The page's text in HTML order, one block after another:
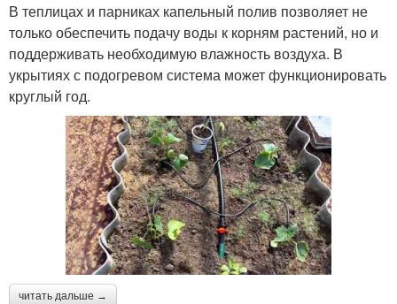
В теплицах и парниках капельный полив позволяет не
только обеспечить подачу воды к корням растений, но и
поддерживать необходимую влажность воздуха. В
укрытиях с подогревом система может функционировать
круглый год.
читать дальше →